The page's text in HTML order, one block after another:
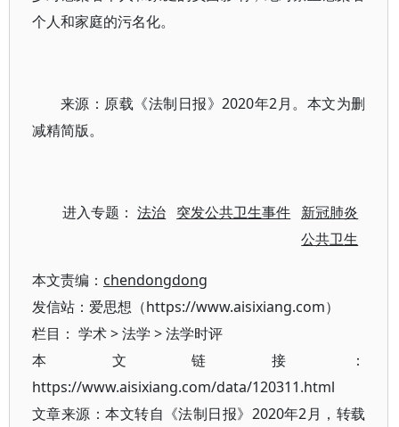
个人和家庭的污名化。
来源：原载《法制日报》2020年2月。本文为删
减精简版。
进入专题：法治 突发公共卫生事件 新冠肺炎
公共卫生
本文责编： chendongdong
发信站：爱思想（https://www.aisixiang.com）
栏目： 学术>法学 >法学时评
本文链接：
https://www.aisixiang.com/data/120311.html
文章来源：本文转自《法制日报》2020年2月，转载